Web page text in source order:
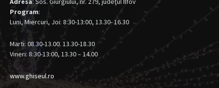
Program:
Luni, Miercuri, Joi: 8:30-13:00, 13.30- 16.30
Marti: 08.30-13.00. 13.30-18.30
Vineri: 8:30-13:00, 13.30 – 14.00
www.ghiseul.ro